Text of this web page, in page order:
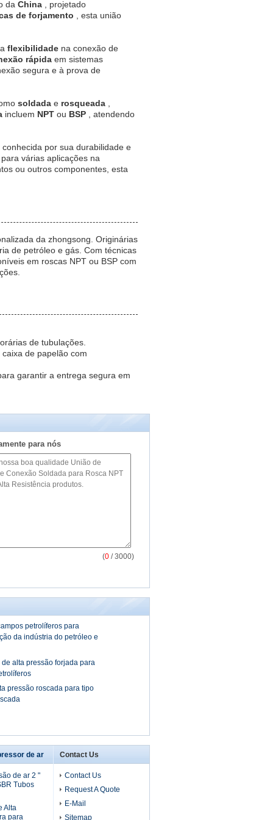
da China
, projetado
de forjamento
, esta união
flexibilidade na conexão de
rápida em sistemas
segura e à prova de
soldada e rosqueada
incluem NPT ou BSP , atendendo
conhecida por sua durabilidade e
várias aplicações na
ou outros componentes, esta
da zhongsong. Originárias
de petróleo e gás. Com técnicas
em roscas NPT ou BSP com
de tubulações.
de papelão com
garantir a entrega segura em
para nós
(0 / 3000)
petrolíferos para
da indústria do petróleo e
alta pressão forjada para
pressão roscada para tipo
de ar
de ar 2 "
Tubos
Alta
para
Contact Us
Contact Us
Request A Quote
E-Mail
Sitemap